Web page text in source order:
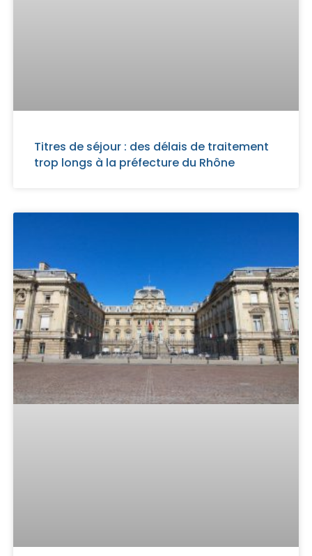
Titres de séjour : des délais de traitement
trop longs à la préfecture du Rhône